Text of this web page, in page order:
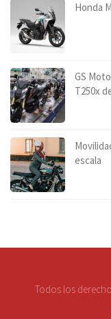
Honda
GS
T250x
escala
Todos los